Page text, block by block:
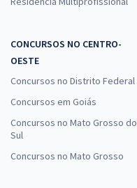
CONCURSOS NO CENTRO-
OESTE
Concursos no Distrito Federal
Concursos em Goiás
Concursos no Mato Grosso do
Sul
Concursos no Mato Grosso